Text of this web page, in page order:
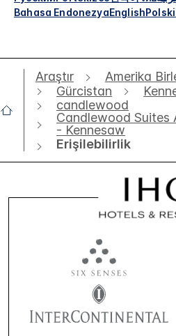
Bahasa EndonezyaEnglishPolski
Araştır
Amerika
Gürcistan
candlewood
Candlewood Suites
- Kennesaw
Erişilebilirlik